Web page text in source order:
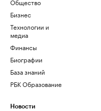
Бизнес
Технологии и
медиа
Финансы
Биографии
База знаний
РБК Образование
Новости